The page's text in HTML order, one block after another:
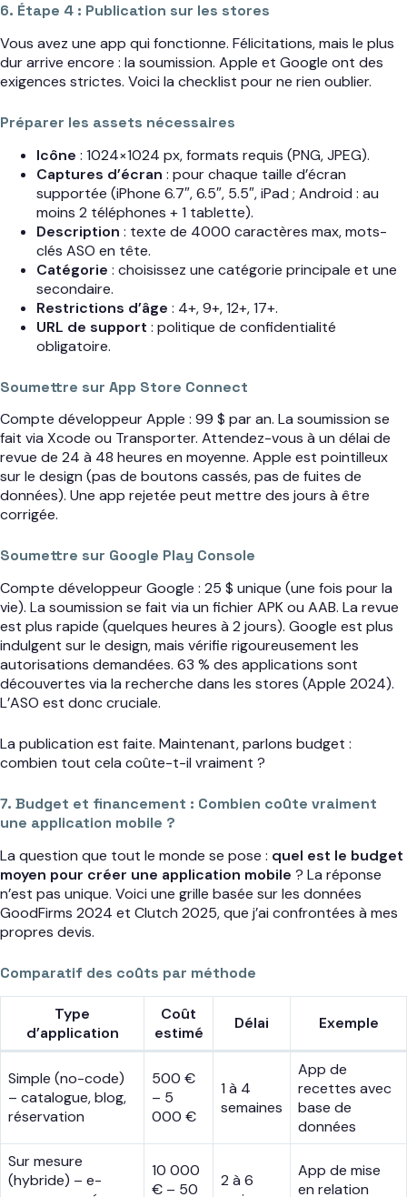
6. Étape 4 : Publication sur les stores
Vous avez une app qui fonctionne. Félicitations, mais le plus
dur arrive encore : la soumission. Apple et Google ont des
exigences strictes. Voici la checklist pour ne rien oublier.
Préparer les assets nécessaires
Icône : 1024×1024 px, formats requis (PNG, JPEG).
Captures d’écran : pour chaque taille d’écran
supportée (iPhone 6.7″, 6.5″, 5.5″, iPad ; Android : au
moins 2 téléphones + 1 tablette).
Description : texte de 4000 caractères max, mots-
clés ASO en tête.
Catégorie : choisissez une catégorie principale et une
secondaire.
Restrictions d’âge : 4+, 9+, 12+, 17+.
URL de support : politique de confidentialité
obligatoire.
Soumettre sur App Store Connect
Compte développeur Apple : 99 $ par an. La soumission se
fait via Xcode ou Transporter. Attendez-vous à un délai de
revue de 24 à 48 heures en moyenne. Apple est pointilleux
sur le design (pas de boutons cassés, pas de fuites de
données). Une app rejetée peut mettre des jours à être
corrigée.
Soumettre sur Google Play Console
Compte développeur Google : 25 $ unique (une fois pour la
vie). La soumission se fait via un fichier APK ou AAB. La revue
est plus rapide (quelques heures à 2 jours). Google est plus
indulgent sur le design, mais vérifie rigoureusement les
autorisations demandées. 63 % des applications sont
découvertes via la recherche dans les stores (Apple 2024).
L’ASO est donc cruciale.
La publication est faite. Maintenant, parlons budget :
combien tout cela coûte-t-il vraiment ?
7. Budget et financement : Combien coûte vraiment
une application mobile ?
La question que tout le monde se pose : quel est le budget
moyen pour créer une application mobile ? La réponse
n’est pas unique. Voici une grille basée sur les données
GoodFirms 2024 et Clutch 2025, que j’ai confrontées à mes
propres devis.
Comparatif des coûts par méthode
Type
d’application
Coût
estimé
Délai Exemple
Simple (no-code)
– catalogue, blog,
réservation
500 €
– 5
000 €
1 à 4
semaines
App de
recettes avec
base de
données
Sur mesure
(hybride) – e-
10 000
€ – 50
2 à 6
App de mise
en relation